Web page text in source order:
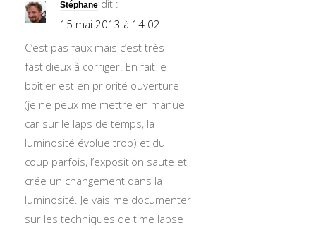
Stéphane dit :
15 mai 2013 à 14:02
C’est pas faux mais c’est très
fastidieux à corriger. En fait le
boîtier est en priorité ouverture
(je ne peux me mettre en manuel
car sur le laps de temps, la
luminosité évolue trop) et du
coup parfois, l’exposition saute et
crée un changement dans la
luminosité. Je vais me documenter
sur les techniques de time lapse